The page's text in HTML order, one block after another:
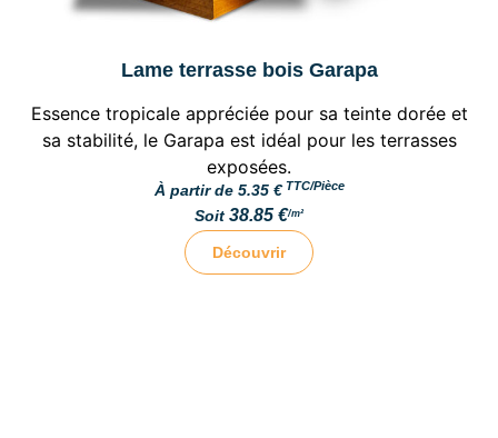
Lame terrasse bois Garapa
Essence tropicale appréciée pour sa teinte dorée et
sa stabilité, le Garapa est idéal pour les terrasses
exposées.
À partir de 5.35 €TTC/Pièce
Soit 38.85 €/m²
Découvrir